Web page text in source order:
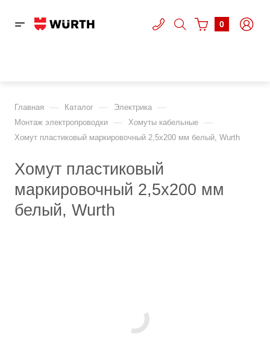
0
Главная — Каталог — Электрика —
Монтаж электропроводки — Хомуты кабельные —
Хомут пластиковый маркировочный 2,5х200 мм белый, Wurth
Хомут пластиковый
маркировочный 2,5х200 мм
белый, Wurth